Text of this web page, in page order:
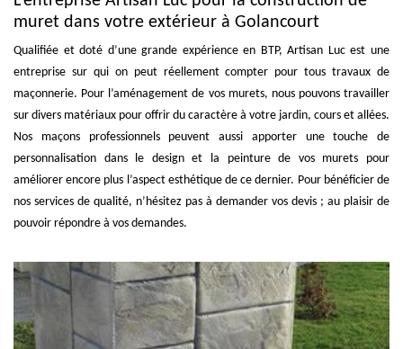
muret dans votre extérieur à Golancourt
Qualifiée et doté d’une grande expérience en BTP, Artisan Luc est une
entreprise sur qui on peut réellement compter pour tous travaux de
maçonnerie. Pour l’aménagement de vos murets, nous pouvons travailler
sur divers matériaux pour offrir du caractère à votre jardin, cours et allées.
Nos maçons professionnels peuvent aussi apporter une touche de
personnalisation dans le design et la peinture de vos murets pour
améliorer encore plus l’aspect esthétique de ce dernier. Pour bénéficier de
nos services de qualité, n’hésitez pas à demander vos devis ; au plaisir de
pouvoir répondre à vos demandes.